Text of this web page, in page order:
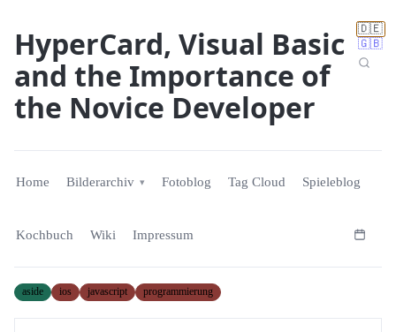
🇩🇪
🇬🇧
HyperCard, Visual Basic
and the Importance of
the Novice Developer
Home Bilderarchiv Fotoblog Tag Cloud Spieleblog
Kochbuch Wiki Impressum
aside ios javascript programmierung